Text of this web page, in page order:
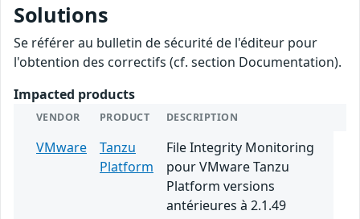
Solutions
Se référer au bulletin de sécurité de l'éditeur pour
l'obtention des correctifs (cf. section Documentation).
Impacted products
VENDOR PRODUCT DESCRIPTION
VMware
Tanzu
Platform
File Integrity Monitoring
pour VMware Tanzu
Platform versions
antérieures à 2.1.49